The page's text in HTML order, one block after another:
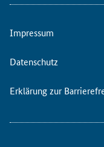
r
i
ä
L
Impressum
Datenschutz
Erklärung zur